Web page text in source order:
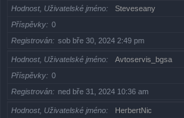
Hodnost, Uživatelské jméno
Steveseany
Příspěvky
0
Registrován
sob bře 30, 2024 2:49 pm
Hodnost, Uživatelské jméno
Avtoservis_bgsa
Příspěvky
0
Registrován
ned bře 31, 2024 10:36 am
Hodnost, Uživatelské jméno
HerbertNic